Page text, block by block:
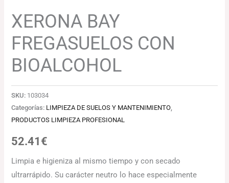
XERONA BAY
FREGASUELOS CON
BIOALCOHOL
SKU: 103034
Categorías: LIMPIEZA DE SUELOS Y MANTENIMIENTO
PRODUCTOS LIMPIEZA PROFESIONAL
52.41 €
Limpia e higieniza al mismo tiempo y con secado
ultrarrápido. Su carácter neutro lo hace especialmente